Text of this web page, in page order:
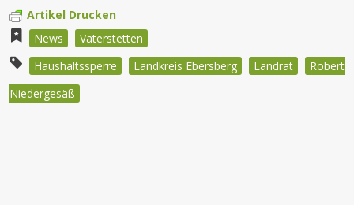
Artikel Drucken
News
Vaterstetten
Haushaltssperre
Landkreis Ebersberg Landrat
Robert
Niedergesäß